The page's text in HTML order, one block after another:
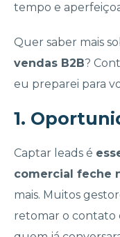
tempo e
Quer saber mais
vendas B2B?
eu preparei para
1.
Captar leads é
comercial feche
mais. Muitos
retomar o contato